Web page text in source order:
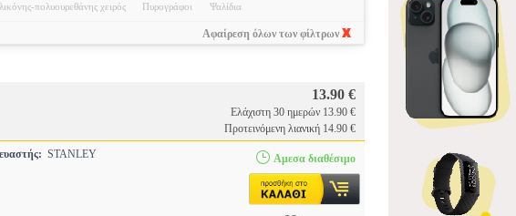
πολυουρεθάνης χειρός Πυρογράφοι Ψαλίδια
Αφαίρεση όλων των φίλτρων
13.90 €
Ελάχιστη 30 ημερών 13.90 €
Προτεινόμενη λιανική 14.90 €
STANLEY Αμεσα διαθέσιμο